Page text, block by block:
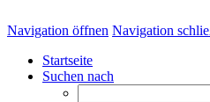
Navigation öffnen Navigation
Startseite
Suchen nach